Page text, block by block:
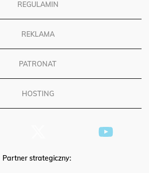
REGULAMIN
REKLAMA
PATRONAT
HOSTING
Partner strategiczny: